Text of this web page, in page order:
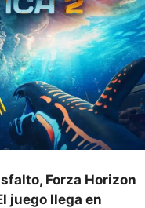
Forza Horizon
juego llega en